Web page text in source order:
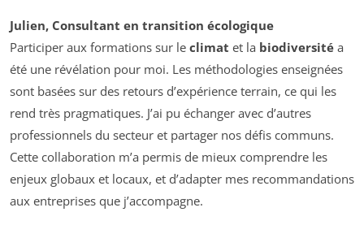
Julien, Consultant en transition écologique
Participer aux formations sur le climat et la biodiversité a
été une révélation pour moi. Les méthodologies enseignées
sont basées sur des retours d’expérience terrain, ce qui les
rend très pragmatiques. J’ai pu échanger avec d’autres
professionnels du secteur et partager nos défis communs.
Cette collaboration m’a permis de mieux comprendre les
enjeux globaux et locaux, et d’adapter mes recommandations
aux entreprises que j’accompagne.